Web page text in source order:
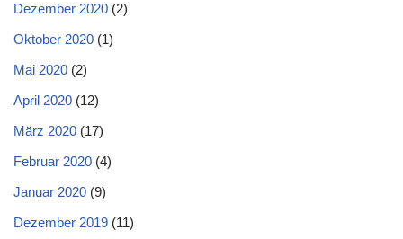
Dezember 2020 (2)
Oktober 2020 (1)
Mai 2020 (2)
April 2020 (12)
März 2020 (17)
Februar 2020 (4)
Januar 2020 (9)
Dezember 2019 (11)